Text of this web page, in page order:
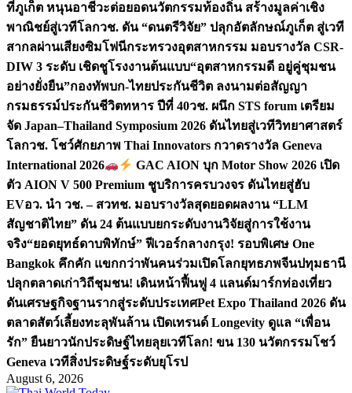
ที่ภูเก็ต หนุนอาชีวะต่อยอดนวัตกรรมท้องถิ่น สร้างมูลค่าเชิง
พาณิชย์สู่เวทีโลกวช. ดัน “ดนตรีวิจัย” ปลุกอัตลักษณ์ภูเก็ต สู่เวที
สากลผ่านเสียงซิมโฟนีกระทรวงอุตสาหกรรม มอบรางวัล CSR-
DIW 3 ระดับ เชิดชูโรงงานต้นแบบ“อุตสาหกรรมดี อยู่คู่ชุมชน
อย่างยั่งยืน”กองทัพบก-ไทยประกันชีวิต ลงนามต่อสัญญา
กรมธรรม์ประกันชีวิตทหาร ปีที่ 40วช. ผนึก STS forum เตรียม
จัด Japan–Thailand Symposium 2026 ดันไทยสู่เวทีวิทยาศาสตร์
โลกวช. โชว์ศักยภาพ Thai Innovators กวาดรางวัล Geneva
International 2026
GAC AION บุก Motor Show 2026 เปิด
ตัว AION V 500 Premium ชูบริการครบวงจร ดันไทยสู่ฮับ
EVอว. นำ วช. – สวทช. มอบรางวัลสุดยอดผลงาน “LLM
สัญชาติไทย” ดัน 24 ต้นแบบยกระดับงานวิจัยสู่การใช้งาน
จริง“ยอดยุทธ์ดาบพิทักษ์” ฟีเวอร์กลางกรุง! รอบพิเศษ One
Bangkok คึกคัก แขกกว่าพันคนร่วมเปิดโลกยุทธภพจีนปทุมธานี
ปลุกตลาดเก่าวิถีชุมชน! เดินหน้าฟื้นฟู 4 แลนด์มาร์กท่องเที่ยว
ดันเศรษฐกิจฐานรากสู่ระดับประเทศPet Expo Thailand 2026 ดัน
ตลาดสัตว์เลี้ยงทะลุพันล้าน เปิดเทรนด์ Longevity ดูแล “เพื่อน
รัก” ยืนยาวนักประดิษฐ์ไทยลุยเวทีโลก! ขน 130 นวัตกรรมโชว์
Geneva เวทีสิ่งประดิษฐ์ระดับยุโรป
August 6, 2026